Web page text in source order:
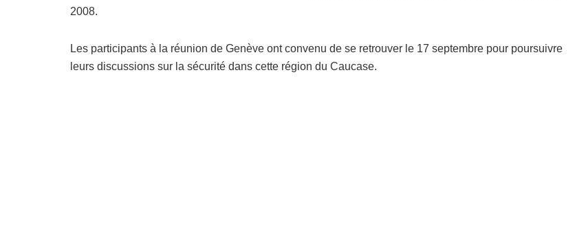
2008.
Les participants à la réunion de Genève ont convenu de se retrouver le 17 septembre pour poursuivre
leurs discussions sur la sécurité dans cette région du Caucase.